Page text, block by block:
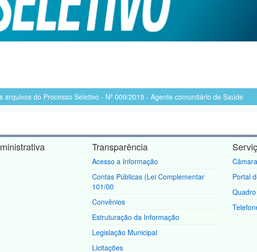
arquivos do Processo Seletivo - Nº 009/2019 - Agente comunitário de Saúde
Transparência
Acesso a Informação
Contas Públicas (Lei Complementar
101/00
Convênios
Estruturação da Informação
Legislação Municipal
Licitações
Portal